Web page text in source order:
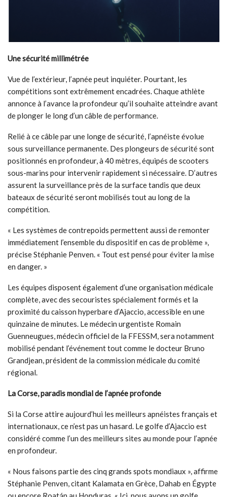
Une sécurité millimétrée
Vue de l’extérieur, l’apnée peut inquiéter. Pourtant, les
compétitions sont extrêmement encadrées. Chaque athlète
annonce à l’avance la profondeur qu’il souhaite atteindre avant
de plonger le long d’un câble de performance.
Relié à ce câble par une longe de sécurité, l’apnéiste évolue
sous surveillance permanente. Des plongeurs de sécurité sont
positionnés en profondeur, à 40 mètres, équipés de scooters
sous-marins pour intervenir rapidement si nécessaire. D’autres
assurent la surveillance près de la surface tandis que deux
bateaux de sécurité seront mobilisés tout au long de la
compétition.
« Les systèmes de contrepoids permettent aussi de remonter
immédiatement l’ensemble du dispositif en cas de problème »,
précise Stéphanie Penven. « Tout est pensé pour éviter la mise
en danger. »
Les équipes disposent également d’une organisation médicale
complète, avec des secouristes spécialement formés et la
proximité du caisson hyperbare d’Ajaccio, accessible en une
quinzaine de minutes. Le médecin urgentiste Romain
Guenneugues, médecin officiel de la FFESSM, sera notamment
mobilisé pendant l’événement tout comme le docteur Bruno
Grandjean, président de la commission médicale du comité
régional.
La Corse, paradis mondial de l’apnée profonde
Si la Corse attire aujourd’hui les meilleurs apnéistes français et
internationaux, ce n’est pas un hasard. Le golfe d’Ajaccio est
considéré comme l’un des meilleurs sites au monde pour l’apnée
en profondeur.
« Nous faisons partie des cinq grands spots mondiaux », affirme
Stéphanie Penven, citant Kalamata en Grèce, Dahab en Égypte